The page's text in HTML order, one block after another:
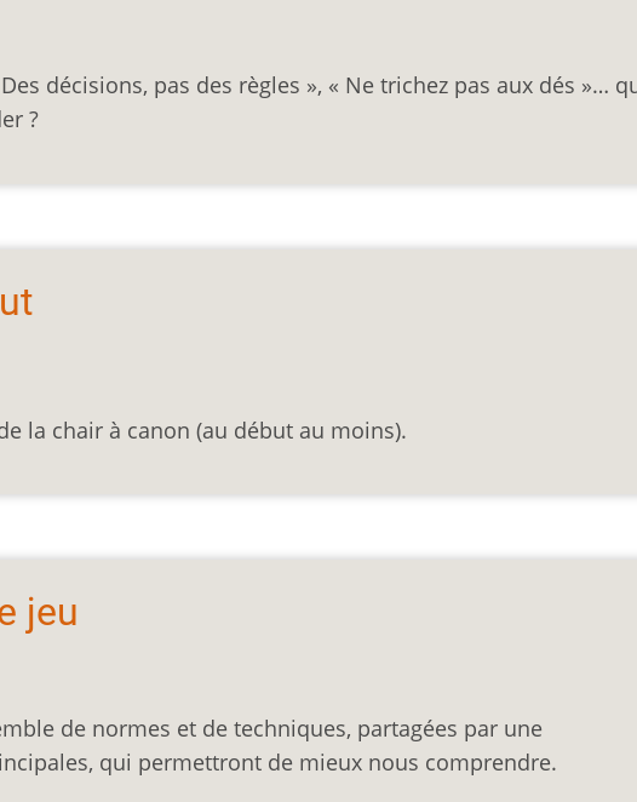
décisions, pas des règles », « Ne trichez pas aux dés »…
?
la chair à canon (au début au moins).
jeu
de normes et de techniques, partagées par une
qui permettront de mieux nous comprendre.